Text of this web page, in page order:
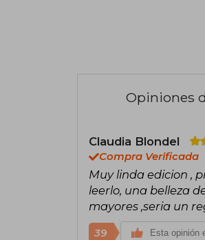
Opiniones
Claudia Blondel
Compra Verificada
Muy linda edicion ,
leerlo, una belleza
mayores ,seria un
39 Esta opinión